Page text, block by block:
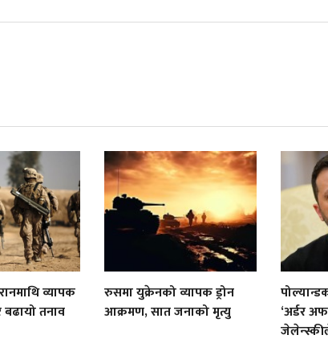
व्यापक
तनाव
रुसमा युक्रेनको व्यापक ड्रोन
आक्रमण, सात जनाको मृत्यु
‘अर्डर